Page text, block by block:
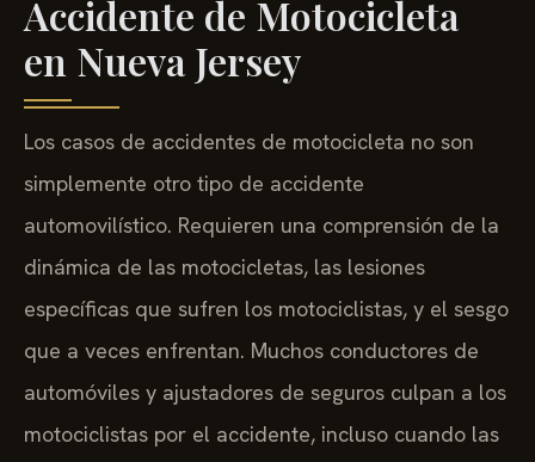
Accidente de Motocicleta
en Nueva Jersey
Los casos de accidentes de motocicleta no son
simplemente otro tipo de accidente
automovilístico. Requieren una comprensión de la
dinámica de las motocicletas, las lesiones
específicas que sufren los motociclistas, y el sesgo
que a veces enfrentan. Muchos conductores de
automóviles y ajustadores de seguros culpan a los
motociclistas por el accidente, incluso cuando las